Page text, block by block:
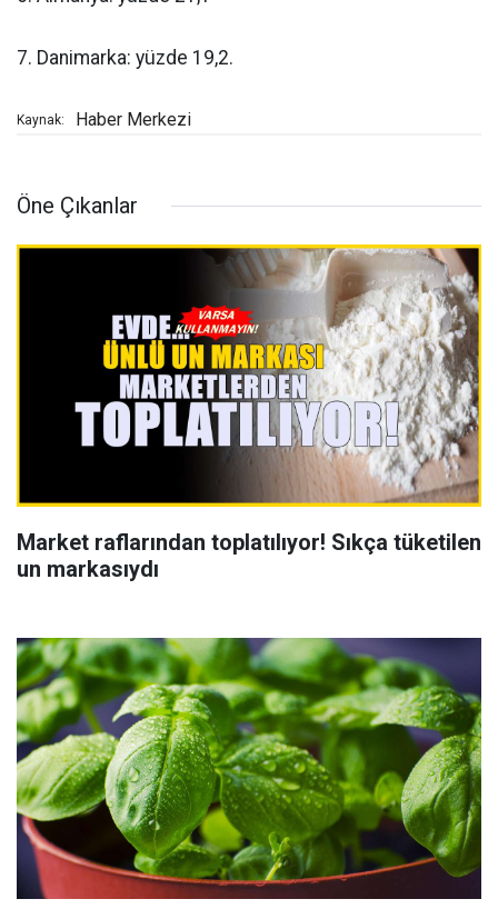
7. Danimarka: yüzde 19,2.
Kaynak: Haber Merkezi
Öne Çıkanlar
Market raflarından toplatılıyor! Sıkça tüketilen
un markasıydı